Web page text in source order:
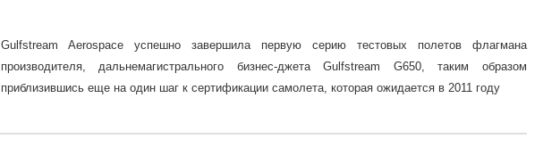
Gulfstream Aerospace успешно завершила первую серию тестовых полетов флагмана
производителя, дальнемагистрального бизнес-джета Gulfstream G650, таким образом
приблизившись еще на один шаг к сертификации самолета, которая ожидается в 2011 году